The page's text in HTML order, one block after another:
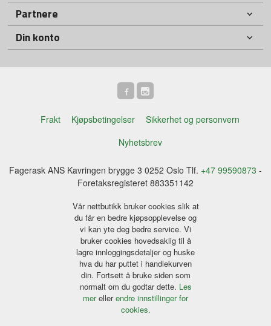
Partnere
Din konto
Frakt Kjøpsbetingelser
Sikkerhet og personvern
Nyhetsbrev
Fagerask ANS Kavringen brygge 3 0252 Oslo Tlf. +47 99590873 -
Foretaksregisteret 883351142
Vår nettbutikk bruker cookies slik at
du får en bedre kjøpsopplevelse og
vi kan yte deg bedre service. Vi
bruker cookies hovedsaklig til å
lagre innloggingsdetaljer og huske
hva du har puttet i handlekurven
din. Fortsett å bruke siden som
normalt om du godtar dette. Les
merellerendre innstillinger for
cookies.